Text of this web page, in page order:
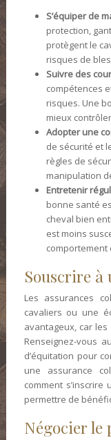
S’équiper de
protection,
protègent le
risques de
Suivre des
compétences
risques. Une
mieux
Adopter une
de sécurité et
règles de
manipulation
Entretenir
bonne santé
cheval bien
est moins
comportement
Souscrire à
Les assurances
cavaliers ou une
avantageux, car
Renseignez-vous
d’équitation pour
une assurance
comment
permettre de
Négocier le